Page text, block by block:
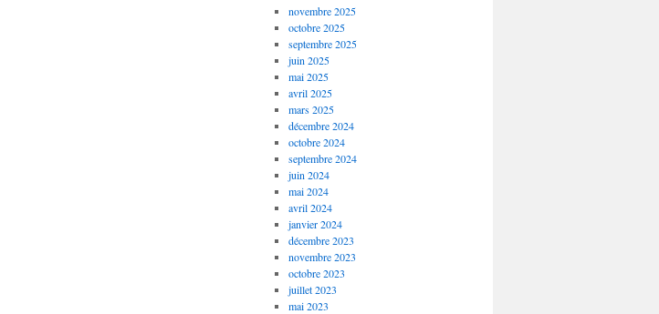
novembre 2025
octobre 2025
septembre 2025
juin 2025
mai 2025
avril 2025
mars 2025
décembre 2024
octobre 2024
septembre 2024
juin 2024
mai 2024
avril 2024
janvier 2024
décembre 2023
novembre 2023
octobre 2023
juillet 2023
mai 2023